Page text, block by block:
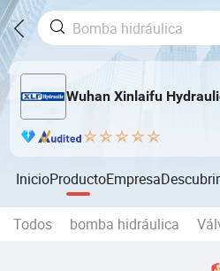
Wuhan Xinlaifu
InicioProductoEmpresaDescubrir
Todos bomba hidráulica